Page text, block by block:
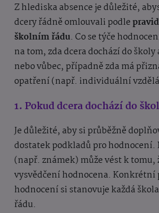
Z hlediska absence je důležité,
dcery řádně omlouvali podle
školním řádu. Co se týče
na tom, zda dcera dochází do
nebo vůbec, případně zda má
opatření (např. individuální
1. Pokud dcera dochází do
Je důležité, aby si průběžně
dostatek podkladů pro hodnocení.
(např. známek) může vést k tomu,
vysvědčení hodnocena.
hodnocení si stanovuje každá
řádu.